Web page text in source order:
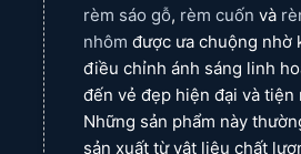
rèm sáo gỗ, rèm cuốn và
nhôm được ưa chuộng nhờ
điều chỉnh ánh sáng linh
đến vẻ đẹp hiện đại và tiện
Những sản phẩm này
sản xuất từ vật liệu chất